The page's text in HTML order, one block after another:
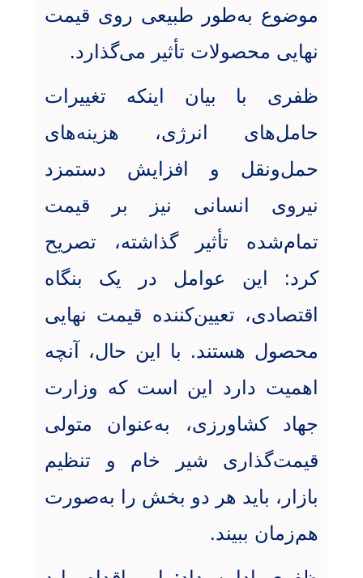
موضوع به‌طور طبیعی روی قیمت
نهایی محصولات تأثیر می‌گذارد.
ظفری با بیان اینکه تغییرات
حامل‌های انرژی، هزینه‌های
حمل‌ونقل و افزایش دستمزد
نیروی انسانی نیز بر قیمت
تمام‌شده تأثیر گذاشته، تصریح
کرد: این عوامل در یک بنگاه
اقتصادی، تعیین‌کننده قیمت نهایی
محصول هستند. با این حال، آنچه
اهمیت دارد این است که وزارت
جهاد کشاورزی، به‌عنوان متولی
قیمت‌گذاری شیر خام و تنظیم
بازار، باید هر دو بخش را به‌صورت
هم‌زمان ببیند.